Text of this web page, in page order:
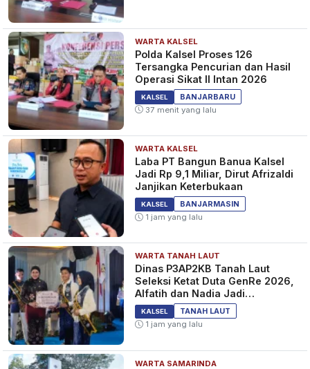
WARTA KALSEL
Polda Kalsel Proses 126
Tersangka Pencurian dan Hasil
Operasi Sikat II Intan 2026
KALSEL
BANJARBARU
37 menit yang lalu
WARTA KALSEL
Laba PT Bangun Banua Kalsel
Jadi Rp 9,1 Miliar, Dirut Afrizaldi
Janjikan Keterbukaan
KALSEL
BANJARMASIN
1 jam yang lalu
WARTA TANAH LAUT
Dinas P3AP2KB Tanah Laut
Seleksi Ketat Duta GenRe 2026,
Alfatih dan Nadia Jadi
Pemenang
KALSEL
TANAH LAUT
1 jam yang lalu
WARTA SAMARINDA